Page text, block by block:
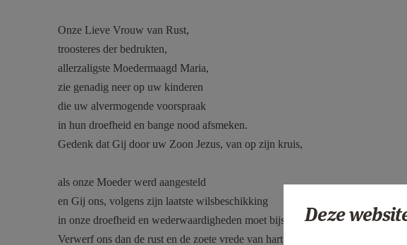
Onze Lieve Vrouw van Rust,
troosteres der bedrukten,
allerzaligste Moedermaagd Maria,
zie genadig neer op uw kinderen
die uw alvermogende voorspraak
in hun droefheid en bange nood afsmeken.
Gedenk dat Gij door uw Zoon Jezus, van op zijn kruis,
als onze Moeder werd aangesteld
en Gij ons, volgens zijn laatste wilsbeschikking
in onze droefheid en wederwaardigheden moet bijstaan.
Verwerf ons dan de rust en de zoete vrede van hart
Deze